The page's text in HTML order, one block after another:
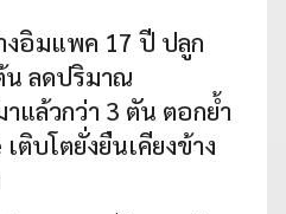
งอิมแพค 17 ปี ปลูก
น ลดปริมาณ
แล้วกว่า 3 ตัน ตอกย้ำ
ติบโตยั่งยืนเคียงข้าง